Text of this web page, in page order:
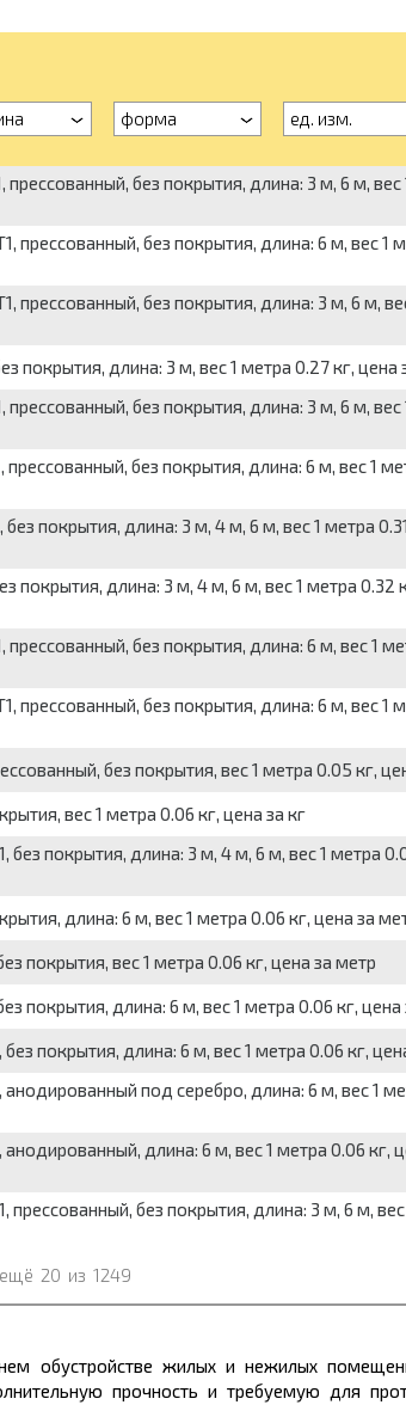
форма ед. изм.
без покрытия, длина: 3 м, 6 м, вес
без покрытия, длина: 6 м, вес 1
без покрытия, длина: 3 м, 6 м,
длина: 3 м, вес 1 метра 0.27 кг, цена
без покрытия, длина: 3 м, 6 м, вес
без покрытия, длина: 6 м, вес 1
покрытия, длина: 3 м, 4 м, 6 м, вес 1 метра
длина: 3 м, 4 м, 6 м, вес 1 метра 0.32
без покрытия, длина: 6 м, вес 1
без покрытия, длина: 6 м, вес 1
без покрытия, вес 1 метра 0.05 кг,
вес 1 метра 0.06 кг, цена за кг
покрытия, длина: 3 м, 4 м, 6 м, вес 1 метра
длина: 6 м, вес 1 метра 0.06 кг, цена за
покрытия, вес 1 метра 0.06 кг, цена за метр
покрытия, длина: 6 м, вес 1 метра 0.06 кг, цена
покрытия, длина: 6 м, вес 1 метра 0.06 кг,
под серебро, длина: 6 м, вес 1
длина: 6 м, вес 1 метра 0.06 кг,
без покрытия, длина: 3 м, 6 м, вес
20 из 1249
обустройстве жилых и нежилых
прочность и требуемую для